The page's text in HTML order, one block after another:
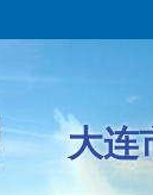
大连